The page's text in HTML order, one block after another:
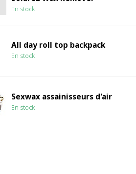
En stock
All day roll top backpack
En stock
Sexwax assainisseurs d'air
En stock